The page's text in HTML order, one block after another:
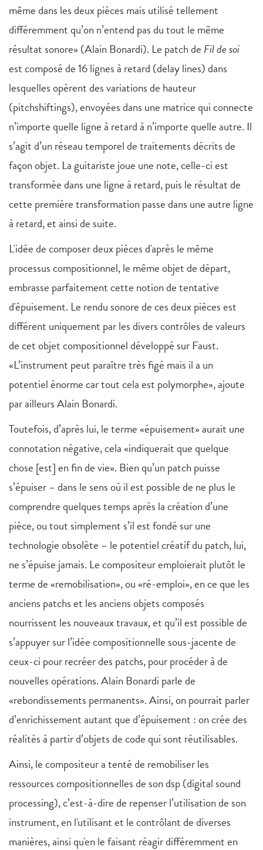
même dans les deux pièces mais utilisé tellement
différemment qu’on n’entend pas du tout le même
résultat sonore» (Alain Bonardi). Le patch de Fil de soi
est composé de 16 lignes à retard (delay lines) dans
lesquelles opèrent des variations de hauteur
(pitchshiftings), envoyées dans une matrice qui connecte
n’importe quelle ligne à retard à n’importe quelle autre. Il
s’agit d’un réseau temporel de traitements décrits de
façon objet. La guitariste joue une note, celle-ci est
transformée dans une ligne à retard, puis le résultat de
cette première transformation passe dans une autre ligne
à retard, et ainsi de suite.
L'idée de composer deux pièces d'après le même
processus compositionnel, le même objet de départ,
embrasse parfaitement cette notion de tentative
d'épuisement. Le rendu sonore de ces deux pièces est
différent uniquement par les divers contrôles de valeurs
de cet objet compositionnel développé sur Faust.
«L’instrument peut paraître très figé mais il a un
potentiel énorme car tout cela est polymorphe», ajoute
par ailleurs Alain Bonardi.
Toutefois, d’après lui, le terme «épuisement» aurait une
connotation négative, cela «indiquerait que quelque
chose [est] en fin de vie». Bien qu’un patch puisse
s’épuiser – dans le sens où il est possible de ne plus le
comprendre quelques temps après la création d’une
pièce, ou tout simplement s’il est fondé sur une
technologie obsolète – le potentiel créatif du patch, lui,
ne s’épuise jamais. Le compositeur emploierait plutôt le
terme de «remobilisation», ou «ré-emploi», en ce que les
anciens patchs et les anciens objets composés
nourrissent les nouveaux travaux, et qu’il est possible de
s’appuyer sur l’idée compositionnelle sous-jacente de
ceux-ci pour recréer des patchs, pour procéder à de
nouvelles opérations. Alain Bonardi parle de
«rebondissements permanents». Ainsi, on pourrait parler
d’enrichissement autant que d’épuisement : on crée des
réalités à partir d’objets de code qui sont réutilisables.
Ainsi, le compositeur a tenté de remobiliser les
ressources compositionnelles de son dsp (digital sound
processing), c’est-à-dire de repenser l’utilisation de son
instrument, en l'utilisant et le contrôlant de diverses
manières, ainsi qu'en le faisant réagir différemment en